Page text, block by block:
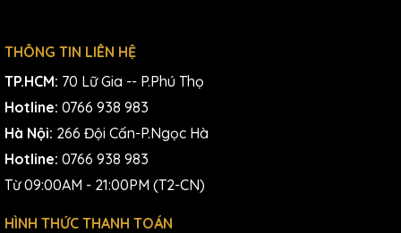
THÔNG TIN LIÊN HỆ
TP.HCM: 70 Lữ Gia -- P.Phú Thọ
Hotline: 0766 938 983
Hà Nội: 266 Đội Cấn-P.Ngọc Hà
Hotline: 0766 938 983
Từ 09:00AM - 21:00PM (T2-CN)
HÌNH THỨC THANH TOÁN